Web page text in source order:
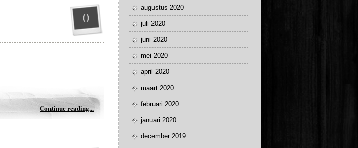
0
Continue reading...
augustus 2020
juli 2020
juni 2020
mei 2020
april 2020
maart 2020
februari 2020
januari 2020
december 2019